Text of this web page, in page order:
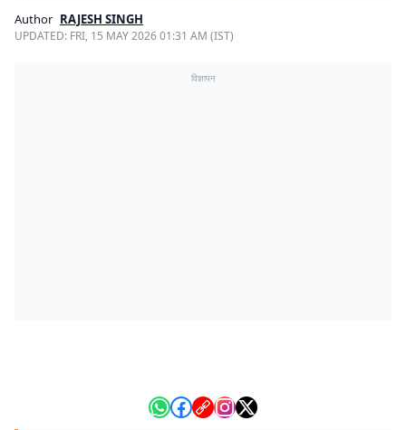
Author RAJESH SINGH
UPDATED: FRI, 15 MAY 2026 01:31 AM (IST)
विज्ञापन